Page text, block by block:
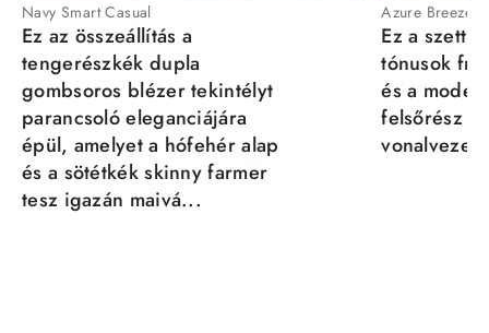
Navy Smart Casual
Ez az összeállítás a
tengerészkék dupla
gombsoros blézer tekintélyt
parancsoló eleganciájára
épül, amelyet a hófehér alap
és a sötétkék skinny farmer
tesz igazán maivá...
Azure Breeze
Ez a szett
tónusok
és a
felsőrész